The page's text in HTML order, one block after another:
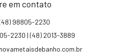
em contato
98805-2230
2230 | (48) 2013-3889